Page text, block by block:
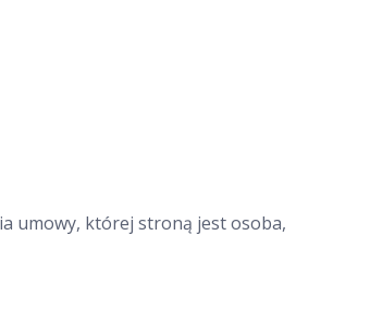
umowy, której stroną jest osoba,